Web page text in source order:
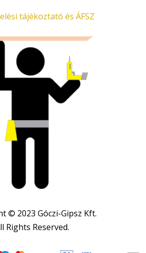
tájékoztató és ÁFSZ
© 2023 Góczi-Gipsz Kft.
Rights Reserved.